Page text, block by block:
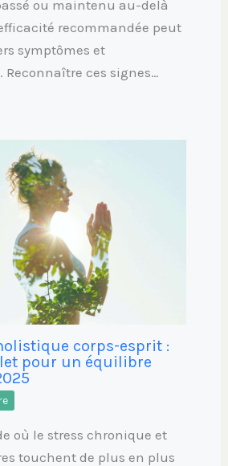
ou maintenu au-delà
recommandée peut
symptômes et
ces signes…
corps-esprit :
pour un équilibre
où le stress chronique et
touchent de plus en plus